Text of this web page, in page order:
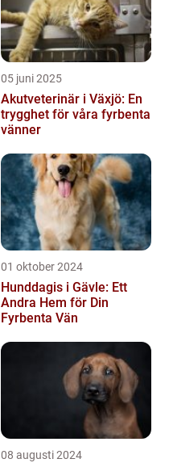
05 juni 2025
Akutveterinär i Växjö: En
trygghet för våra fyrbenta
vänner
01 oktober 2024
Hunddagis i Gävle: Ett
Andra Hem för Din
Fyrbenta Vän
08 augusti 2024